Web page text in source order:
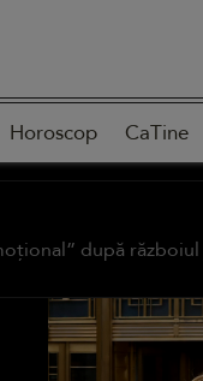
Horoscop CaTine
după